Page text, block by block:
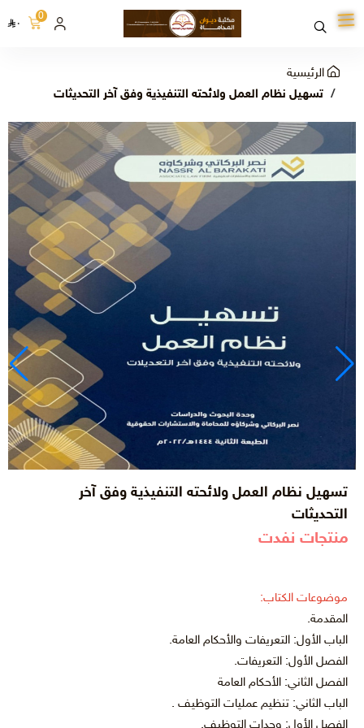
0
٠
الرئيسية
تسهيل نظام العمل ولائحته التنفيذية وفق آخر التحديثات
تسهيل نظام العمل ولائحته التنفيذية وفق آخر
التحديثات
منتجات نفدت
موضوعات الكتاب:
المقدمة.
الباب الأول: التعريفات والأحكام العامة.
الفصل الأول: التعريفات.
الفصل الثاني: الأحكام العامة
الباب الثاني: تنظيم عمليات التوظيف .
الفصل الأول: وحدات التوظيف.